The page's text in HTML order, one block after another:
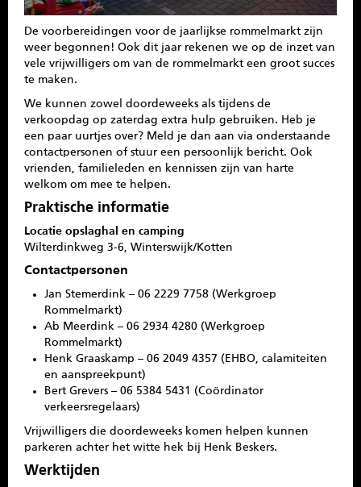
De voorbereidingen voor de jaarlijkse rommelmarkt zijn
weer begonnen! Ook dit jaar rekenen we op de inzet van
vele vrijwilligers om van de rommelmarkt een groot succes
te maken.
We kunnen zowel doordeweeks als tijdens de
verkoopdag op zaterdag extra hulp gebruiken. Heb je
een paar uurtjes over? Meld je dan aan via onderstaande
contactpersonen of stuur een persoonlijk bericht. Ook
vrienden, familieleden en kennissen zijn van harte
welkom om mee te helpen.
Praktische informatie
Locatie opslaghal en camping
Wilterdinkweg 3-6, Winterswijk/Kotten
Contactpersonen
Jan Stemerdink – 06 2229 7758 (Werkgroep
Rommelmarkt)
Ab Meerdink – 06 2934 4280 (Werkgroep
Rommelmarkt)
Henk Graaskamp – 06 2049 4357 (EHBO, calamiteiten
en aanspreekpunt)
Bert Grevers – 06 5384 5431 (Coördinator
verkeersregelaars)
Vrijwilligers die doordeweeks komen helpen kunnen
parkeren achter het witte hek bij Henk Beskers.
Werktijden